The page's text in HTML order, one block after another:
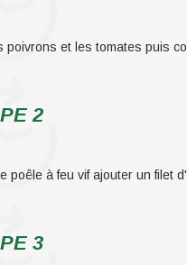
poivrons et les tomates puis
2
poêle à feu vif ajouter un filet
3